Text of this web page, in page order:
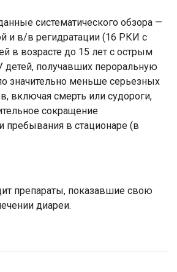
систематического обзора —
и в/в регидратации (16 РКИ с
в возрасте до 15 лет с острым
детей, получавших пероральную
значительно меньше серьезных
включая смерть или судороги,
сокращение
пребывания в стационаре (в
препараты, показавшие свою
диареи.